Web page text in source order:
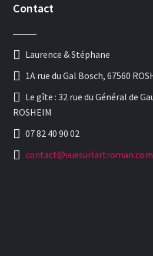
Contact
Laurence & Stéphane
1A rue du Gal Bosch, 67560
Le gîte : 32 rue du Général de
ROSHEIM
07 82 40 90 02
contact@vuesurlartroman.com